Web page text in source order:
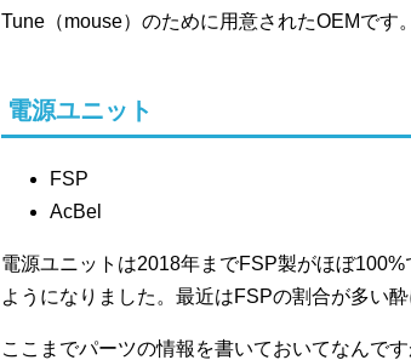
Tune（mouse）のために用意されたOEMです
電源ユニット
FSP
AcBel
電源ユニットは2018年までFSP製がほぼ
ようになりました。最近はFSPの割合が多い酔
ここまでパーツの情報を書いておいてなんで